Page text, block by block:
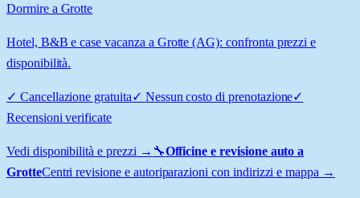
Dormire a Grotte
Hotel, B&B e case vacanza a Grotte (AG): confronta prezzi e
disponibilità.
✓ Cancellazione gratuita✓ Nessun costo di prenotazione✓
Recensioni verificate
Vedi disponibilità e prezzi → 🔧Officine e revisione auto a
GrotteCentri revisione e autoriparazioni con indirizzi e mappa →